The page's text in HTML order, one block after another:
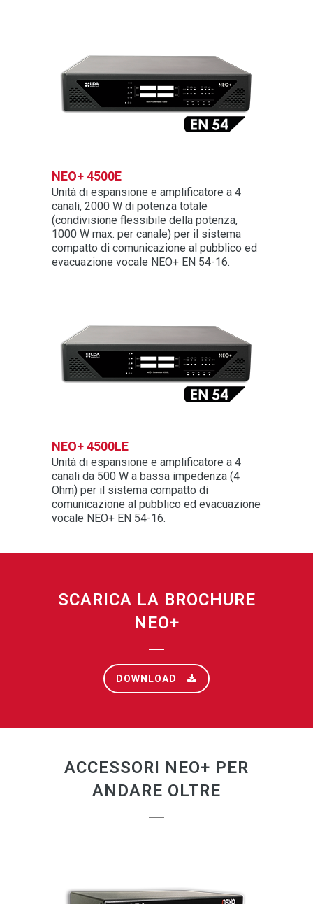
NEO+ 4500E
Unità di espansione e amplificatore a 4
canali, 2000 W di potenza totale
(condivisione flessibile della potenza,
1000 W max. per canale) per il sistema
compatto di comunicazione al pubblico ed
evacuazione vocale NEO+ EN 54-16.
NEO+ 4500LE
Unità di espansione e amplificatore a 4
canali da 500 W a bassa impedenza (4
Ohm) per il sistema compatto di
comunicazione al pubblico ed evacuazione
vocale NEO+ EN 54-16.
SCARICA LA BROCHURE
NEO+
DOWNLOAD
ACCESSORI NEO+ PER
ANDARE OLTRE